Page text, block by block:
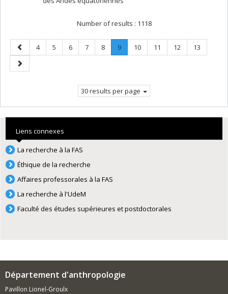
Number of results : 1118
Previous
page
Page
4 Page
5 Page
6 Page
7 Page
8 Page
9.
Current
Page
10 Page
11 Page
12 Page
13
Next
page
30 results per page
Liens connexes
La recherche à la FAS
Éthique de la recherche
Affaires professorales à la FAS
La recherche à l'UdeM
Faculté des études supérieures et postdoctorales
Département d'anthropologie
Pavillon Lionel-Groulx